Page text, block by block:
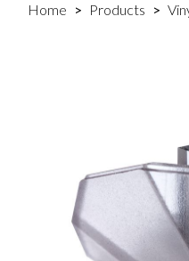
Home Products